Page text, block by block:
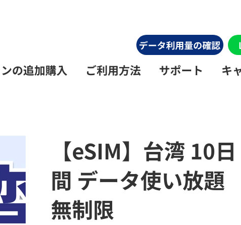
データ利用量の確認
の追加購入 ご利用方法 サポート キ
【eSIM】台湾 10日
間 データ使い放題
無制限